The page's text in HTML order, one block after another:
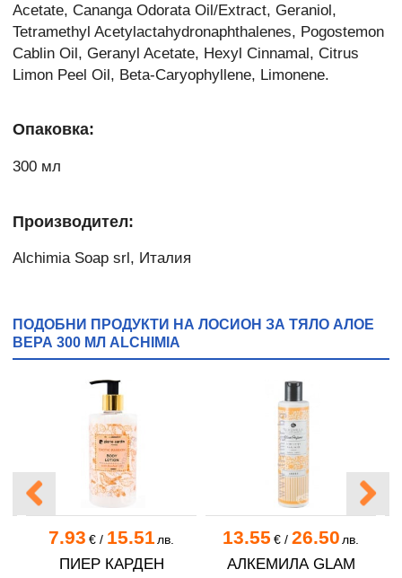
Acetate, Cananga Odorata Oil/Extract, Geraniol,
Tetramethyl Acetylactahydronaphthalenes, Pogostemon
Cablin Oil, Geranyl Acetate, Hexyl Cinnamal, Citrus
Limon Peel Oil, Beta-Caryophyllene, Limonene.
Опаковка:
300 мл
Производител:
Alchimia Soap srl, Италия
ПОДОБНИ ПРОДУКТИ НА ЛОСИОН ЗА ТЯЛО АЛОЕ
ВЕРА 300 МЛ ALCHIMIA
7.93 €/ 15.51 лв.
ПИЕР КАРДЕН
13.55 €/ 26.50 лв.
АЛКЕМИЛА GLAM